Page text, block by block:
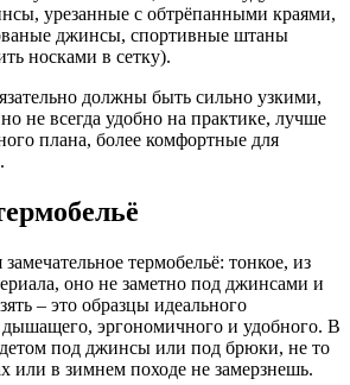
урезанные с обтрёпанными краями,
джинсы, спортивные штаны
носками в сетку).
должны быть сильно узкими,
не всегда удобно на практике, лучше
плана, более комфортные для
термобельё: тонкое, из
оно не заметно под джинсами и
– это образцы идеального
дышащего, эргономичного и удобного. В
под джинсы или под брюки, не то
или в зимнем походе не замерзнешь.